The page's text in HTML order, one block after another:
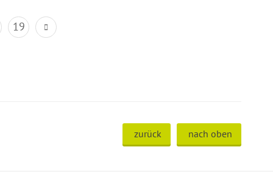
19
zurück nach oben